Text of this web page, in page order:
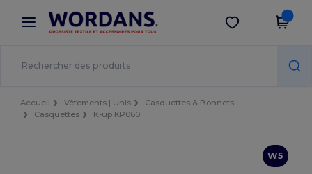
× Appli Wordans
Meilleurs prix sur l’app !
Obtenir l'appli
Accueil Vêtements | Unis
Casquettes & Bonnets
Casquettes
K-up KP060
W5